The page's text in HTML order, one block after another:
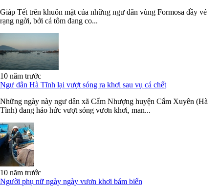
Giáp Tết trên khuôn mặt của những ngư dân vùng Formosa đầy vẻ
rạng ngời, bởi cá tôm đang co...
10 năm trước
Ngư dân Hà Tĩnh lại vượt sóng ra khơi sau vụ cá chết
Những ngày này ngư dân xã Cẩm Nhượng huyện Cẩm Xuyên (Hà
Tĩnh) đang háo hức vượt sóng vươn khơi, man...
10 năm trước
Người phụ nữ ngày ngày vươn khơi bám biển